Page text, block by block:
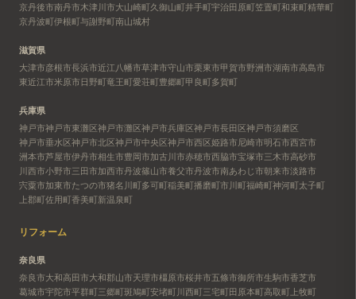
京丹後市南丹市木津川市大山崎町久御山町井手町宇治田原町笠置町和束町精華町
京丹波町伊根町与謝野町南山城村
滋賀県
大津市彦根市長浜市近江八幡市草津市守山市栗東市甲賀市野洲市湖南市高島市
東近江市米原市日野町竜王町愛荘町豊郷町甲良町多賀町
兵庫県
神戸市神戸市東灘区神戸市灘区神戸市兵庫区神戸市長田区神戸市須磨区
神戸市垂水区神戸市北区神戸市中央区神戸市西区姫路市尼崎市明石市西宮市
洲本市芦屋市伊丹市相生市豊岡市加古川市赤穂市西脇市宝塚市三木市高砂市
川西市小野市三田市加西市丹波篠山市養父市丹波市南あわじ市朝来市淡路市
宍粟市加東市たつの市猪名川町多可町稲美町播磨町市川町福崎町神河町太子町
上郡町佐用町香美町新温泉町
リフォーム
奈良県
奈良市大和高田市大和郡山市天理市橿原市桜井市五條市御所市生駒市香芝市
葛城市宇陀市平群町三郷町斑鳩町安堵町川西町三宅町田原本町高取町 上牧町